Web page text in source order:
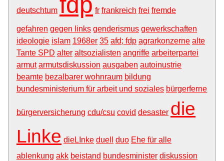
deutschtum fr frankreich frei fremde
gefahren gegen links genderismus gewerkschaften
ideologie islam 1968er 35 afd; fdp agrarkonzerne alte
Tante SPD alter altsozialisten angriffe arbeiterpartei
armut armutsdiskussion ausgaben autoinustrie
beamte bezalbarer wohnraum bildung
bundesministerium für arbeit und soziales bürgerferne
bürgerversicherung cdu/csu covid desaster die
Linke dieLInke duell duo Ehe für alle
ablenkung akk beistand bundesminister diskussion